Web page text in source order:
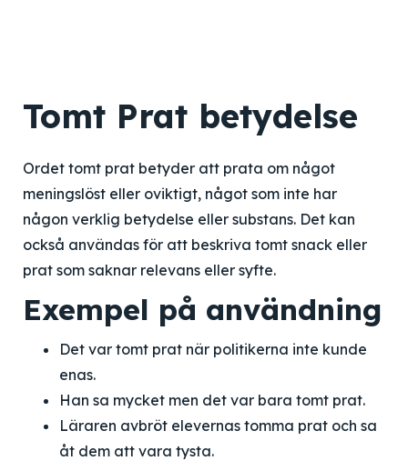
Tomt Prat betydelse
Ordet tomt prat betyder att prata om något
meningslöst eller oviktigt, något som inte har
någon verklig betydelse eller substans. Det kan
också användas för att beskriva tomt snack eller
prat som saknar relevans eller syfte.
Exempel på användning
Det var tomt prat när politikerna inte kunde
enas.
Han sa mycket men det var bara tomt prat.
Läraren avbröt elevernas tomma prat och sa
åt dem att vara tysta.